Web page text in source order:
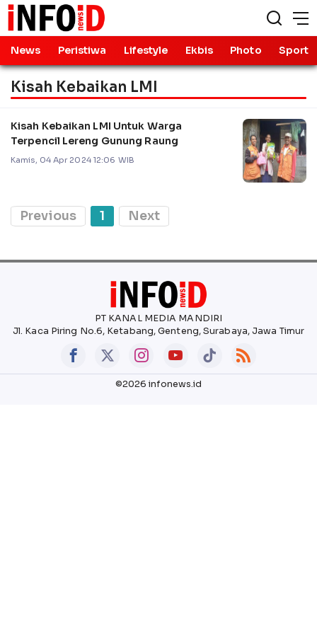
News Peristiwa Lifestyle Ekbis Photo Sport
Kisah Kebaikan LMI
Kisah Kebaikan LMI Untuk Warga
Terpencil Lereng Gunung Raung
Kamis, 04 Apr 2024 12:06 WIB
Previous 1 Next
PT KANAL MEDIA MANDIRI
Jl. Kaca Piring No.6, Ketabang, Genteng, Surabaya, Jawa Timur
©2026 infonews.id